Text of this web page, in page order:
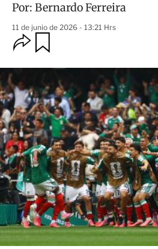
Por: Bernardo Ferreira
11 de junio de 2026 - 13:21 Hrs
O
p
i
n
e
s
d
e
c
o
m
p
a
r
t
i
r
r
a
r